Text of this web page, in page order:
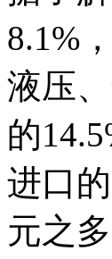
8.1%
液压
的
进口
元之